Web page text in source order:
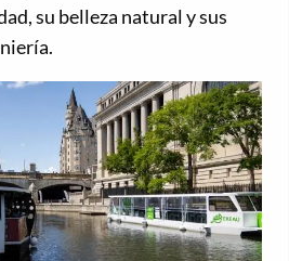
su belleza natural y sus